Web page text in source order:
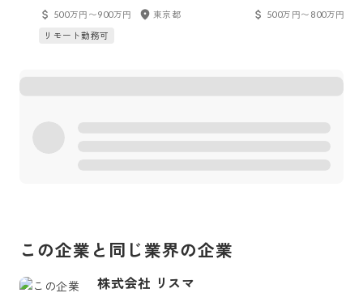
採用）
500万円〜900万円
東京都
リモート勤務可
用）500万円〜800万円
この企業と同じ業界の企業
株式会社 リスマ